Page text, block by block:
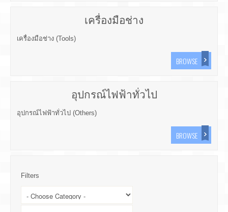
เครื่องมือช่าง
เครื่องมือช่าง (Tools)
BROWSE
อุปกรณ์ไฟฟ้าทั่วไป
อุปกรณ์ไฟฟ้าทั่วไป (Others)
BROWSE
Filters